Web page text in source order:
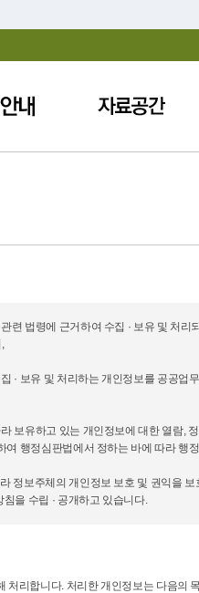
련 법령에 근거하여 수집 · 보유 및 처리
· 보유 및 처리하는 개인정보를 공공업
보유하고 있는 개인정보에 대한 열람,
행정심판법에서 정하는 바에 따라 행
정보주체의 개인정보 보호 및 권익을
을 수립 · 공개하고 있습니다.
리합니다. 처리한 개인정보는 다음의